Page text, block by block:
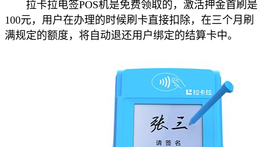
拉卡拉电签POS机是免费领取的，激活押金首刷是
100元，用户在办理的时候刷卡直接扣除，在三个月刷
满规定的额度，将自动退还用户绑定的结算卡中。